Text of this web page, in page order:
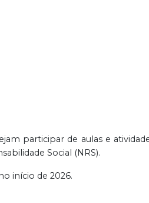
participar de aulas e
Social (NRS).
início de 2026.